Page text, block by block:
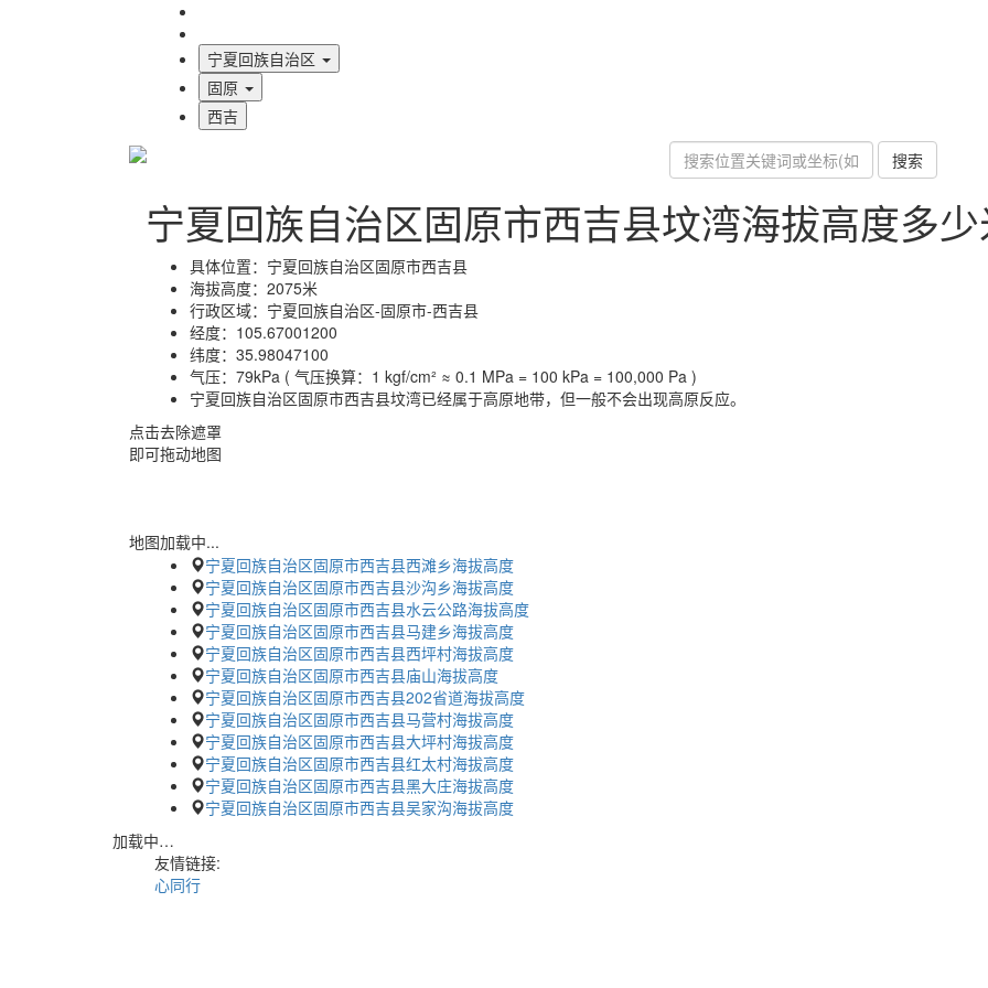
宁夏回族自治区
固原
西吉
搜索
宁夏回族自治区固原市西吉县坟湾海拔高度多
具体位置： 宁夏回族自治区固原市西吉县
海拔高度： 2075米
行政区域： 宁夏回族自治区-固原市-西吉县
经度： 105.67001200
纬度： 35.98047100
气压： 79kPa ( 气压换算：1 kgf/cm² ≈ 0.1 MPa = 100 kPa = 100,000 Pa )
宁夏回族自治区固原市西吉县坟湾已经属于高原地带，但一般不会出现高原反应。
点击去除遮罩
即可拖动地图
地图加载中...
宁夏回族自治区固原市西吉县西滩乡海拔高度
宁夏回族自治区固原市西吉县沙沟乡海拔高度
宁夏回族自治区固原市西吉县水云公路海拔高度
宁夏回族自治区固原市西吉县马建乡海拔高度
宁夏回族自治区固原市西吉县西坪村海拔高度
宁夏回族自治区固原市西吉县庙山海拔高度
宁夏回族自治区固原市西吉县202省道海拔高度
宁夏回族自治区固原市西吉县马营村海拔高度
宁夏回族自治区固原市西吉县大坪村海拔高度
宁夏回族自治区固原市西吉县红太村海拔高度
宁夏回族自治区固原市西吉县黑大庄海拔高度
宁夏回族自治区固原市西吉县吴家沟海拔高度
加载中…
友情链接:
心同行